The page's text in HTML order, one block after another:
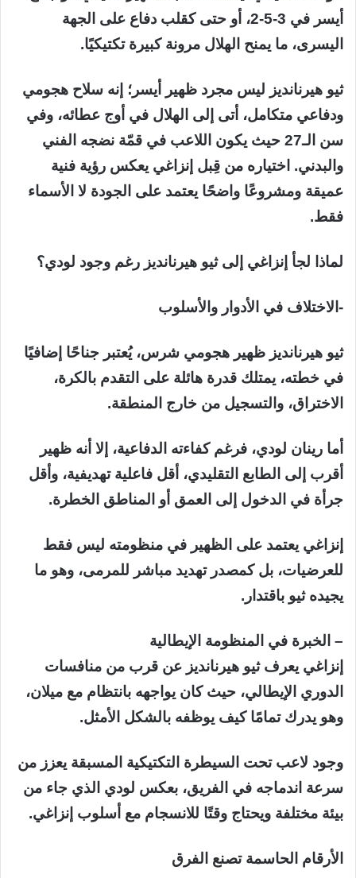
أيسر في 3-5-2، أو حتى كقلب دفاع على الجهة
اليسرى، ما يمنح الهلال مرونة كبيرة تكتيكيًا.
ثيو هيرنانديز ليس مجرد ظهير أيسر؛ إنه سلاح هجومي
ودفاعي متكامل، أتى إلى الهلال في أوج عطائه، وفي
سن الـ27 حيث يكون اللاعب في قمّة نضجه الفني
والبدني. اختياره من قِبل إنزاغي يعكس رؤية فنية
عميقة ومشروعًا واضحًا يعتمد على الجودة لا الأسماء
فقط.
لماذا لجأ إنزاغي إلى ثيو هيرنانديز رغم وجود لودي؟
-الاختلاف في الأدوار والأسلوب
ثيو هيرنانديز ظهير هجومي شرس، يُعتبر جناحًا إضافيًا
في خطته، يمتلك قدرة هائلة على التقدم بالكرة،
الاختراق، والتسجيل من خارج المنطقة.
أما رينان لودي، فرغم كفاءته الدفاعية، إلا أنه ظهير
أقرب إلى الطابع التقليدي، أقل فاعلية تهديفية، وأقل
جرأة في الدخول إلى العمق أو المناطق الخطرة.
إنزاغي يعتمد على الظهير في منظومته ليس فقط
للعرضيات، بل كمصدر تهديد مباشر للمرمى، وهو ما
يجيده ثيو باقتدار.
– الخبرة في المنظومة الإيطالية
إنزاغي يعرف ثيو هيرنانديز عن قرب من منافسات
الدوري الإيطالي، حيث كان يواجهه بانتظام مع ميلان،
وهو يدرك تمامًا كيف يوظفه بالشكل الأمثل.
وجود لاعب تحت السيطرة التكتيكية المسبقة يعزز من
سرعة اندماجه في الفريق، بعكس لودي الذي جاء من
بيئة مختلفة ويحتاج وقتًا للانسجام مع أسلوب إنزاغي.
الأرقام الحاسمة تصنع الفرق